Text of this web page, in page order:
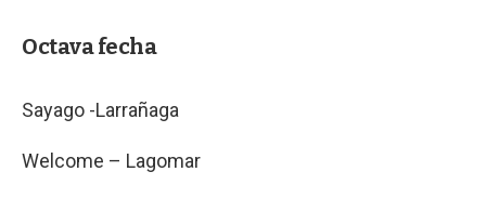
Octava fecha
Sayago -Larrañaga
Welcome – Lagomar